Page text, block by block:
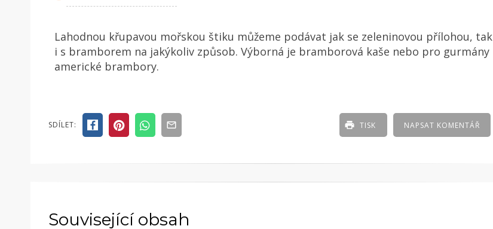
Lahodnou křupavou mořskou štiku můžeme podávat jak se zeleninovou přílohou, tak
i s bramborem na jakýkoliv způsob. Výborná je bramborová kaše nebo pro gurmány
americké brambory.
SDÍLET: NAPSAT KOMENTÁŘ
TISK
Související obsah